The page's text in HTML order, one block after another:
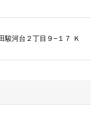
駿河台２丁目９−１７ Ｋ